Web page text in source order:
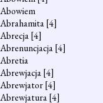
Abowiem
Abrahamita[4]
Abrecja[4]
Abrenuncjacja[4]
Abretia
Abrewjacja[4]
Abrewjator[4]
Abrewjatura[4]